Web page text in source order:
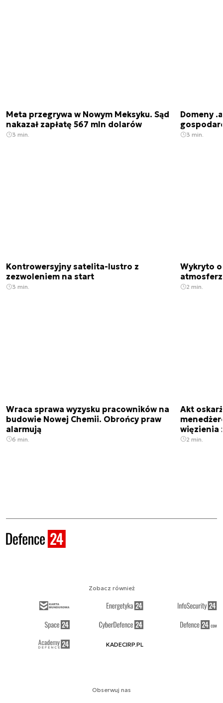
Meta przegrywa w Nowym Meksyku. Sąd
nakazał zapłatę 567 mln dolarów
3 min.
Domeny
3 min.
Kontrowersyjny satelita-lustro z
zezwoleniem na start
3 min.
Wykryto
2 min.
Wraca sprawa wyzysku pracowników na
budowie Nowej Chemii. Obrońcy praw
alarmują
6 min.
Akt
więzienia
2 min.
Obserwuj nas
Zobacz również
KADECIRP.PL